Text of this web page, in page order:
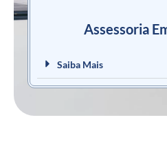
Assessoria
Saiba Mais